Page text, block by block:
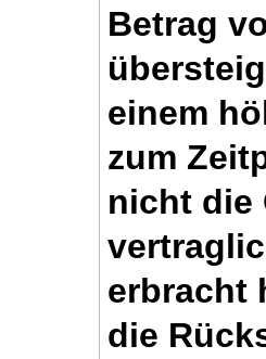
Betrag
einem
zum
nicht die
erbracht
die